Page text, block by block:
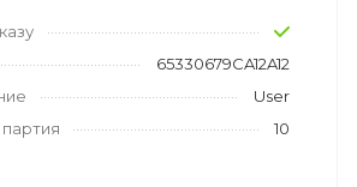
65330679CA12A12
User
10